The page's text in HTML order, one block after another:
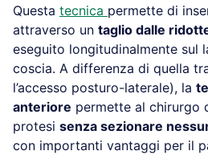
Questa tecnica permette di
attraverso un taglio dalle
eseguito longitudinalmente sul
coscia. A differenza di quella
l’accesso posturo-laterale), la
anteriore permette al chirurgo
protesi senza sezionare
con importanti vantaggi per il